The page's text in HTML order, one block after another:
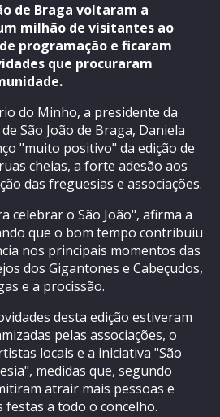
de Braga voltaram a
milhão de visitantes ao
programação e ficaram
que procuraram
do Minho, a presidente da
São João de Braga, Daniela
"muito positivo" da edição de
cheias, a forte adesão aos
das freguesias e associações.
celebrar o São João", afirma a
que o bom tempo contribuiu
nos principais momentos das
dos Gigantones e Cabeçudos,
e a procissão.
desta edição estiveram
pelas associações, o
locais e a iniciativa "São
medidas que, segundo
atrair mais pessoas e
festas a todo o concelho.